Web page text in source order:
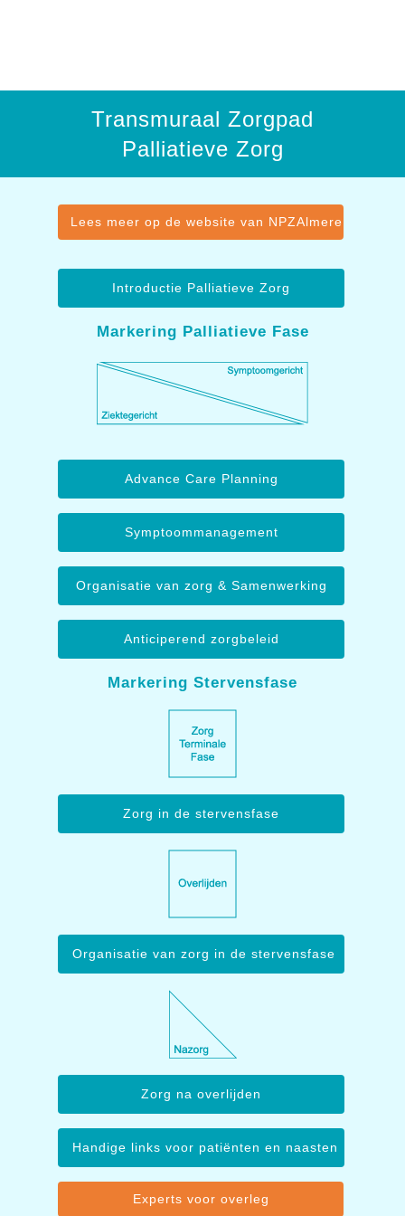
Transmuraal Zorgpad
Palliatieve Zorg
Lees meer op de website van NPZAlmere
Introductie Palliatieve Zorg
Markering Palliatieve Fase
Advance Care Planning
Symptoommanagement
Organisatie van zorg & Samenwerking
Anticiperend zorgbeleid
Markering Stervensfase
Zorg in de stervensfase
Organisatie van zorg in de stervensfase
Zorg na overlijden
Handige links voor patiënten en naasten
Experts voor overleg